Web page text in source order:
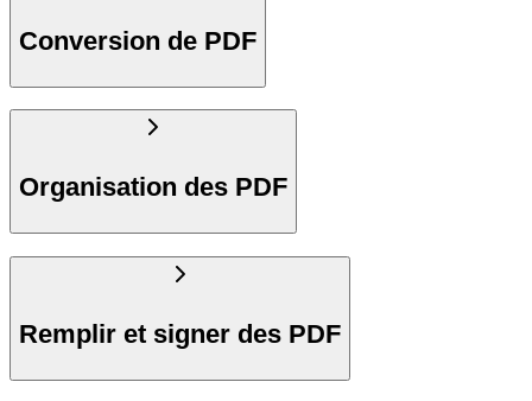
Conversion de PDF
Organisation des PDF
Remplir et signer des PDF